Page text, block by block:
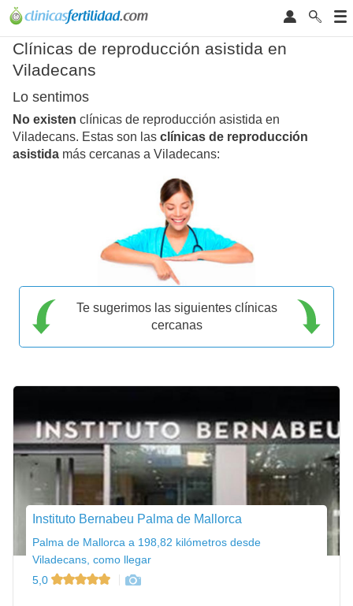
Clínicas de reproducción asistida en
Viladecans
Lo sentimos
No existen clínicas de reproducción asistida en
Viladecans. Estas son las clínicas de reproducción
asistida más cercanas a Viladecans:
Te sugerimos las siguientes clínicas
cercanas
Instituto Bernabeu Palma de Mallorca
Palma de Mallorca a 198,82 kilómetros desde
Viladecans, como llegar
5,0